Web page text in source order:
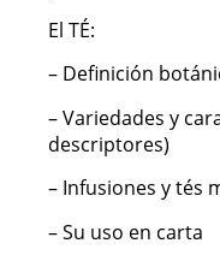
El TÉ:
– Definición
– Variedades y
descriptores)
– Infusiones y tés
– Su uso en carta